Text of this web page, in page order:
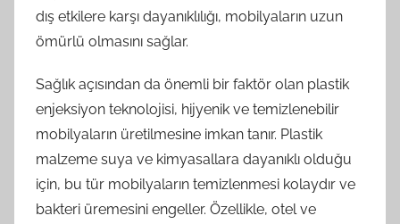
dış etkilere karşı dayanıklılığı, mobilyaların uzun
ömürlü olmasını sağlar.
Sağlık açısından da önemli bir faktör olan plastik
enjeksiyon teknolojisi, hijyenik ve temizlenebilir
mobilyaların üretilmesine imkan tanır. Plastik
malzeme suya ve kimyasallara dayanıklı olduğu
için, bu tür mobilyaların temizlenmesi kolaydır ve
bakteri üremesini engeller. Özellikle, otel ve